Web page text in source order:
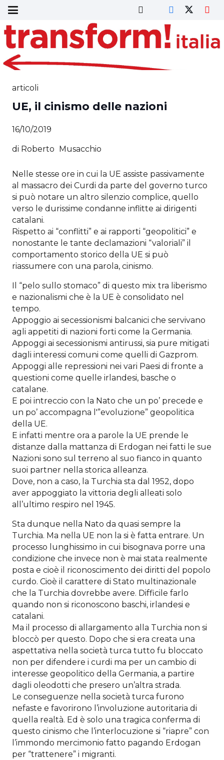
articoli
UE, il cinismo delle nazioni
16/10/2019
di Roberto Musacchio
Nelle stesse ore in cui la UE assiste passivamente
al massacro dei Curdi da parte del governo turco
si può notare un altro silenzio complice, quello
verso le durissime condanne inflitte ai dirigenti
catalani.
Rispetto ai “conflitti” e ai rapporti “geopolitici” e
nonostante le tante declamazioni “valoriali” il
comportamento storico della UE si può
riassumere con una parola, cinismo.
Il “pelo sullo stomaco” di questo mix tra liberismo
e nazionalismi che è la UE è consolidato nel
tempo.
Appoggio ai secessionismi balcanici che servivano
agli appetiti di nazioni forti come la Germania.
Appoggi ai secessionismi antirussi, sia pure mitigati
dagli interessi comuni come quelli di Gazprom.
Appoggi alle repressioni nei vari Paesi di fronte a
questioni come quelle irlandesi, basche o
catalane.
E poi intreccio con la Nato che un po’ precede e
un po’ accompagna l'”evoluzione” geopolitica
della UE.
E infatti mentre ora a parole la UE prende le
distanze dalla mattanza di Erdogan nei fatti le sue
Nazioni sono sul terreno al suo fianco in quanto
suoi partner nella storica alleanza.
Dove, non a caso, la Turchia sta dal 1952, dopo
aver appoggiato la vittoria degli alleati solo
all’ultimo respiro nel 1945.
Sta dunque nella Nato da quasi sempre la
Turchia. Ma nella UE non la si è fatta entrare. Un
processo lunghissimo in cui bisognava porre una
condizione che invece non è mai stata realmente
posta e cioè il riconoscimento dei diritti del popolo
curdo. Cioè il carattere di Stato multinazionale
che la Turchia dovrebbe avere. Difficile farlo
quando non si riconoscono baschi, irlandesi e
catalani.
Ma il processo di allargamento alla Turchia non si
bloccò per questo. Dopo che si era creata una
aspettativa nella società turca tutto fu bloccato
non per difendere i curdi ma per un cambio di
interesse geopolitico della Germania, a partire
dagli oleodotti che presero un’altra strada.
Le conseguenze nella società turca furono
nefaste e favorirono l’involuzione autoritaria di
quella realtà. Ed è solo una tragica conferma di
questo cinismo che l’interlocuzione si “riapre” con
l’immondo mercimonio fatto pagando Erdogan
per “trattenere” i migranti.